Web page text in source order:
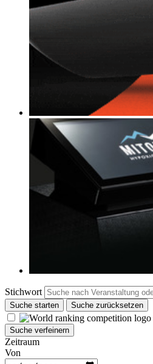
Stichwort
Suche starten Suche zurücksetzen
Suche verfeinern
Zeitraum
Von